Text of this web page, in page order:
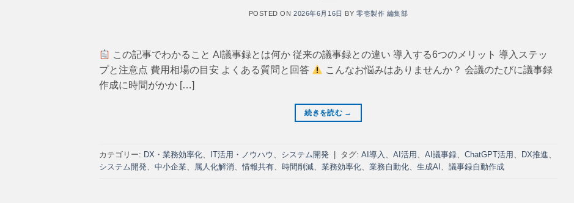
POSTED ON2026年6月16日 BY 零壱製作 編集部
この記事でわかること AI議事録とは何か 従来の議事録との違い 導入する6つのメリット 導入ステッ
プと注意点 費用相場の目安 よくある質問と回答
こんなお悩みはありませんか？ 会議のたびに議事録
作成に時間がかか […]
続きを読む →
カテゴリー: DX・業務効率化 IT活用・ノウハウ システム開発 タグ: AI導入 AI活用 AI議事録 ChatGPT活用 DX推進
システム開発
中小企業 属人化解消 、情報共有 時間削減 業務効率化 業務自動化 生成AI 議事録自動作成